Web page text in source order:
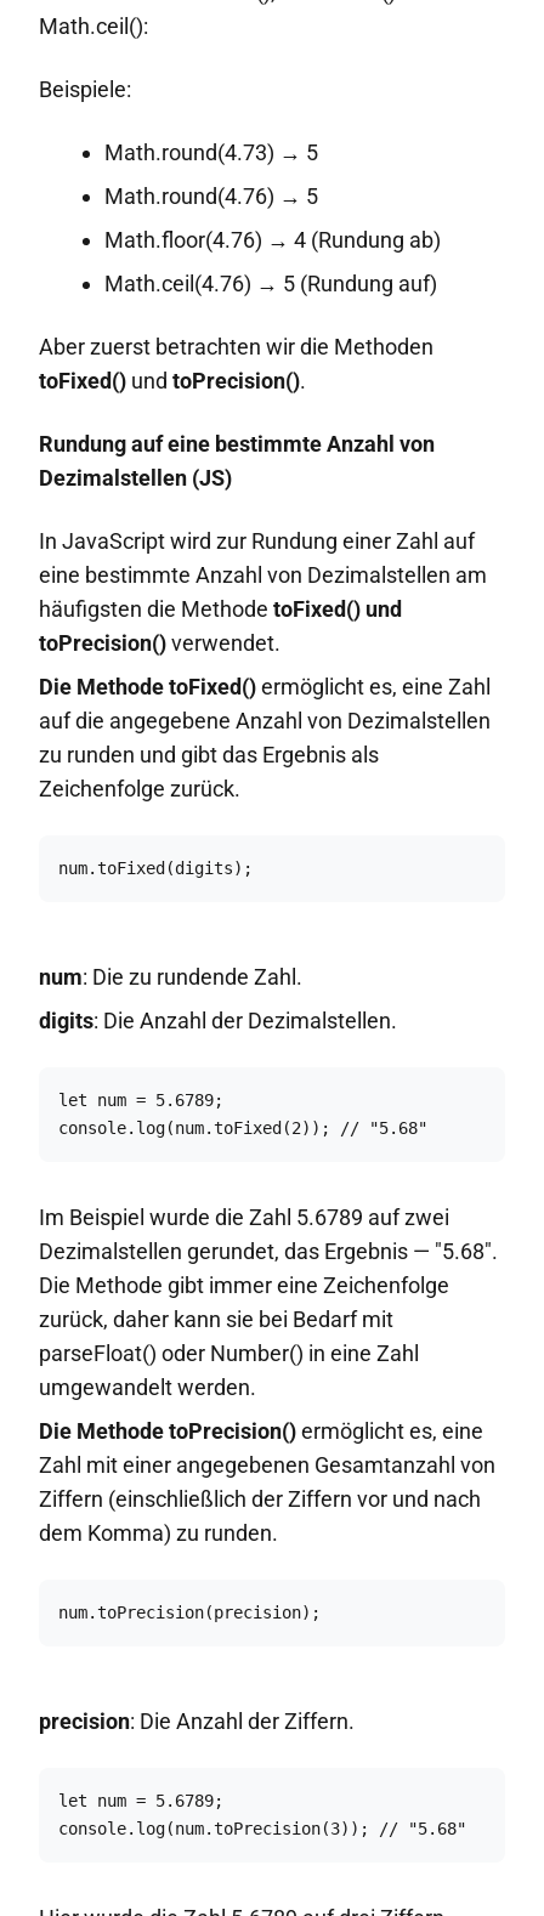
Math.ceil():
Beispiele:
Math.round(4.73) → 5
Math.round(4.76) → 5
Math.floor(4.76) → 4 (Rundung ab)
Math.ceil(4.76) → 5 (Rundung auf)
Aber zuerst betrachten wir die Methoden
toFixed() und toPrecision().
Rundung auf eine bestimmte Anzahl von
Dezimalstellen (JS)
In JavaScript wird zur Rundung einer Zahl auf
eine bestimmte Anzahl von Dezimalstellen am
häufigsten die Methode toFixed() und
toPrecision()verwendet.
Die Methode toFixed()ermöglicht es, eine Zahl
auf die angegebene Anzahl von Dezimalstellen
zu runden und gibt das Ergebnis als
Zeichenfolge zurück.
num.toFixed(digits);
num: Die zu rundende Zahl.
digits: Die Anzahl der Dezimalstellen.
let num = 5.6789;
console.log(num.toFixed(2)); // "5.68"
Im Beispiel wurde die Zahl 5.6789 auf zwei
Dezimalstellen gerundet, das Ergebnis — "5.68".
Die Methode gibt immer eine Zeichenfolge
zurück, daher kann sie bei Bedarf mit
parseFloat() oder Number() in eine Zahl
umgewandelt werden.
Die Methode toPrecision()ermöglicht es, eine
Zahl mit einer angegebenen Gesamtanzahl von
Ziffern (einschließlich der Ziffern vor und nach
dem Komma) zu runden.
num.toPrecision(precision);
precision: Die Anzahl der Ziffern.
let num = 5.6789;
console.log(num.toPrecision(3)); // "5.68"